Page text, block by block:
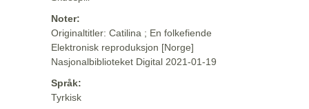
Noter:
Originaltitler: Catilina ; En folkefiende
Elektronisk reproduksjon [Norge]
Nasjonalbiblioteket Digital 2021-01-19
Språk:
Tyrkisk